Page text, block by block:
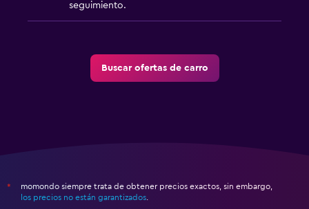
seguimiento.
Buscar ofertas de carro
*
momondo siempre trata de obtener precios exactos, sin embargo,
los precios no están garantizados.